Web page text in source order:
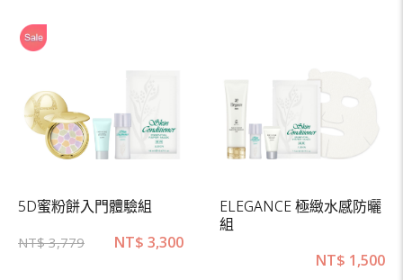
5D蜜粉餅入門體驗組
NT$3,779 NT$ 3,300
ELEGANCE 極緻水感防曬
組
NT$ 1,500